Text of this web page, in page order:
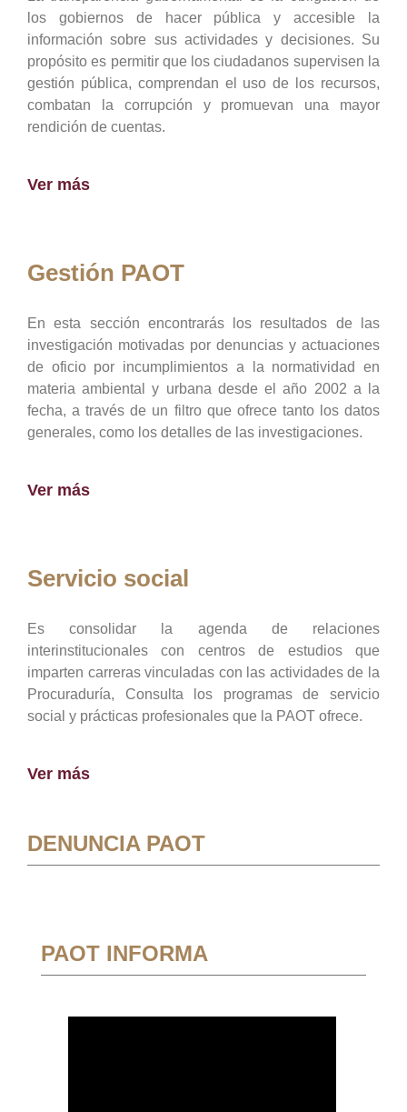
los gobiernos de hacer pública y accesible la
información sobre sus actividades y decisiones. Su
propósito es permitir que los ciudadanos supervisen la
gestión pública, comprendan el uso de los recursos,
combatan la corrupción y promuevan una mayor
rendición de cuentas.
Ver más
Gestión PAOT
En esta sección encontrarás los resultados de las
investigación motivadas por denuncias y actuaciones
de oficio por incumplimientos a la normatividad en
materia ambiental y urbana desde el año 2002 a la
fecha, a través de un filtro que ofrece tanto los datos
generales, como los detalles de las investigaciones.
Ver más
Servicio social
Es consolidar la agenda de relaciones
interinstitucionales con centros de estudios que
imparten carreras vinculadas con las actividades de la
Procuraduría, Consulta los programas de servicio
social y prácticas profesionales que la PAOT ofrece.
Ver más
DENUNCIA PAOT
PAOT INFORMA